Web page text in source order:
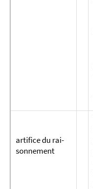
artifice du rai­
sonnement